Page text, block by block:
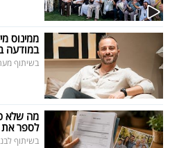
במודעה
בשיתוף
מה שלא
לספר את
בשיתוף